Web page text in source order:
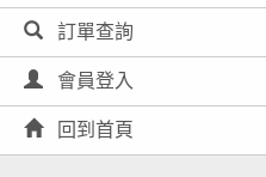
訂單查詢
會員登入
回到首頁